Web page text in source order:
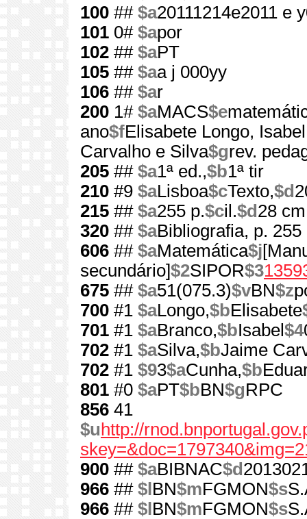
100 ## $a20111214e2011 e
101 0# $apor
102 ## $aPT
105 ## $aa j 000yy
106 ## $ar
200 1# $aMACS$e
ano$fElisabete Longo,
Carvalho e Silva$grev.
205 ## $a1ª ed.,$b1ª tir
210 #9 $aLisboa$cTexto,$d
215 ## $a255 p.$cil.$d 28 cm
320 ## $aBibliografia, p. 255
606 ## $aMatemática$j
secundário]$2SIPOR$3
675 ## $a51(075.3)$vBN$z
700 #1 $aLongo,$bElisabete
701 #1 $aBranco,$bIsabel $4
702 #1 $aSilva,$bJaime
702 #1 $93$aCunha,$b
801 #0 $aPT$bBN$gRPC
856 41
$u http://
900 ## $aBIBNAC$d
966 ## $l BN$mFGMON$s
966 ## $l BN$mFGMON$s